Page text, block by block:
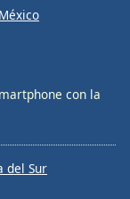
México
con la
del Sur